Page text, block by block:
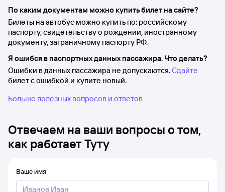
По каким документам можно купить билет на сайте?
Билеты на автобус можно купить по: российскому
паспорту, свидетельству о рождении, иностранному
документу, заграничному паспорту РФ.
Я ошибся в паспортных данных пассажира. Что делать?
Ошибки в данных пассажира не допускаются.Сдайте
билет с ошибкой и купите новый.
Больше полезных вопросов и ответов
Отвечаем на ваши вопросы о том,
как работает Туту
Ваше имя